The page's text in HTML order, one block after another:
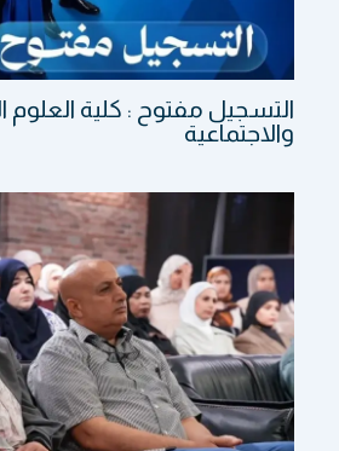
التسجيل مفتوح : كلية العلوم
والاجتماعية